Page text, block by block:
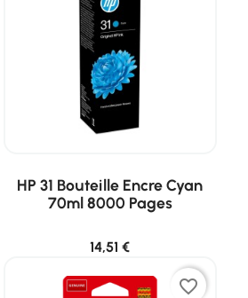
HP 31 Bouteille Encre Cyan
70ml 8000 Pages
14,51 €
favorite_border